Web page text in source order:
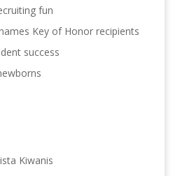
fun
Key of Honor recipients
success
Kiwanis